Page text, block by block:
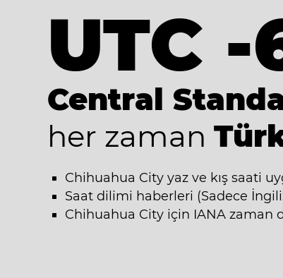
UTC -
Central
her zaman
Chihuahua City yaz ve kış saati
Saat dilimi haberleri (Sadece
Chihuahua City için IANA zaman